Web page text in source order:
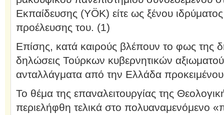
Εκπαίδευσης (YÖK) είτε ως ξένου
προέλευσης του. (1)
Επίσης, κατά καιρούς βλέπουν το φως της
δηλώσεις Τούρκων κυβερνητικών
ανταλλάγματα από την Ελλάδα
Το θέμα της επαναλειτουργίας της
περιελήφθη τελικά στο πολυαναμενόμενο